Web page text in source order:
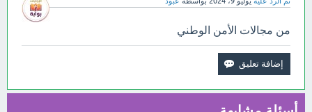
من مجالات الأمن الوطني